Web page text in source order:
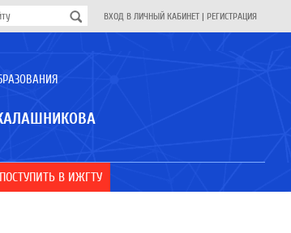
ВХОД В ЛИЧНЫЙ КАБИНЕТ | РЕГИСТРАЦИЯ
ПОСТУПИТЬ В ИЖГТУ